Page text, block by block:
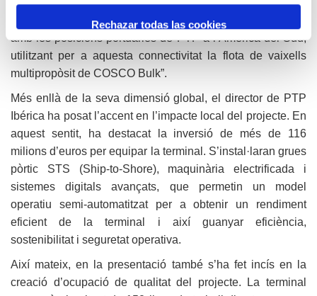
Rechazar todas las cookies
amb la xarxa de terminals portuàries de COSCO Ports que
opera tant en el sud-est asiàtic com a l’Àfrica; com també
amb les posicions portuàries de PTP a l’Amèrica del Sud,
utilitzant per a aquesta connectivitat la flota de vaixells
multipropòsit de COSCO Bulk”.
Més enllà de la seva dimensió global, el director de PTP
Ibérica ha posat l’accent en l’impacte local del projecte. En
aquest sentit, ha destacat la inversió de més de 116
milions d’euros per equipar la terminal. S’instal·laran grues
pòrtic STS (Ship-to-Shore), maquinària electrificada i
sistemes digitals avançats, que permetin un model
operatiu semi-automatitzat per a obtenir un rendiment
eficient de la terminal i així guanyar eficiència,
sostenibilitat i seguretat operativa.
Així mateix, en la presentació també s’ha fet incís en la
creació d’ocupació de qualitat del projecte. La terminal